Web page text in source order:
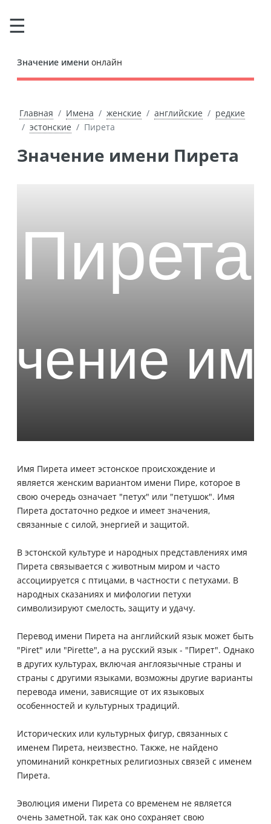
Значение имени онлайн
Главная Имена женские английские
редкие
эстонские
Пирета
Значение имени Пирета
Имя Пирета имеет эстонское происхождение и
является женским вариантом имени Пире, которое в
свою очередь означает "петух" или "петушок". Имя
Пирета достаточно редкое и имеет значения,
связанные с силой, энергией и защитой.
В эстонской культуре и народных представлениях имя
Пирета связывается с животным миром и часто
ассоциируется с птицами, в частности с петухами. В
народных сказаниях и мифологии петухи
символизируют смелость, защиту и удачу.
Перевод имени Пирета на английский язык может быть
"Piret" или "Pirette", а на русский язык - "Пирет". Однако
в других культурах, включая англоязычные страны и
страны с другими языками, возможны другие варианты
перевода имени, зависящие от их языковых
особенностей и культурных традиций.
Исторических или культурных фигур, связанных с
именем Пирета, неизвестно. Также, не найдено
упоминаний конкретных религиозных связей с именем
Пирета.
Эволюция имени Пирета со временем не является
очень заметной, так как оно сохраняет свою